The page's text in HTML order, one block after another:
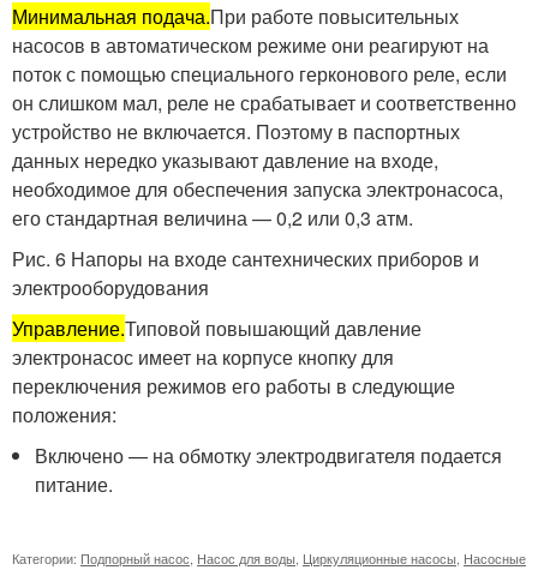
Минимальная подача.При работе повысительных
насосов в автоматическом режиме они реагируют на
поток с помощью специального герконового реле, если
он слишком мал, реле не срабатывает и соответственно
устройство не включается. Поэтому в паспортных
данных нередко указывают давление на входе,
необходимое для обеспечения запуска электронасоса,
его стандартная величина — 0,2 или 0,3 атм.
Рис. 6 Напоры на входе сантехнических приборов и
электрооборудования
Управление.Типовой повышающий давление
электронасос имеет на корпусе кнопку для
переключения режимов его работы в следующие
положения:
Включено — на обмотку электродвигателя подается
питание.
Категории: Подпорный насос Насос для воды Циркуляционные насосы Насосные